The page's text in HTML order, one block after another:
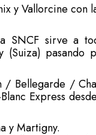
y Vallorcine con
sirve a
(Suiza)
/ Bellegarde /
Express
y Martigny.